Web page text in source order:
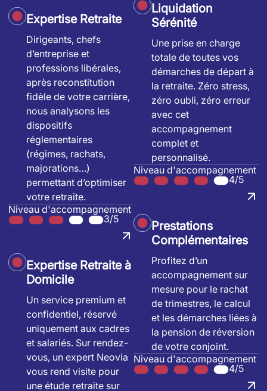
Expertise Retraite
Dirigeants, chefs
d’entreprise et
professions libérales,
après reconstitution
fidèle de votre carrière,
nous analysons les
dispositifs
réglementaires
(régimes, rachats,
majorations…)
permettant d’optimiser
votre retraite.
Niveau d'accompagnement
3/5
Expertise Retraite à
Domicile
Un service premium et
confidentiel, réservé
uniquement aux cadres
et salariés. Sur rendez-
vous, un expert Neovia
vous rend visite pour
une étude retraite sur
Liquidation
Sérénité
Une prise en charge
totale de toutes vos
démarches de départ à
la retraite. Zéro stress,
zéro oubli, zéro erreur
avec cet
accompagnement
complet et
personnalisé.
Niveau d'accompagnement
4/5
Prestations
Complémentaires
Profitez d’un
accompagnement sur
mesure pour le rachat
de trimestres, le calcul
et les démarches liées à
la pension de réversion
de votre conjoint.
Niveau d'accompagnement
4/5